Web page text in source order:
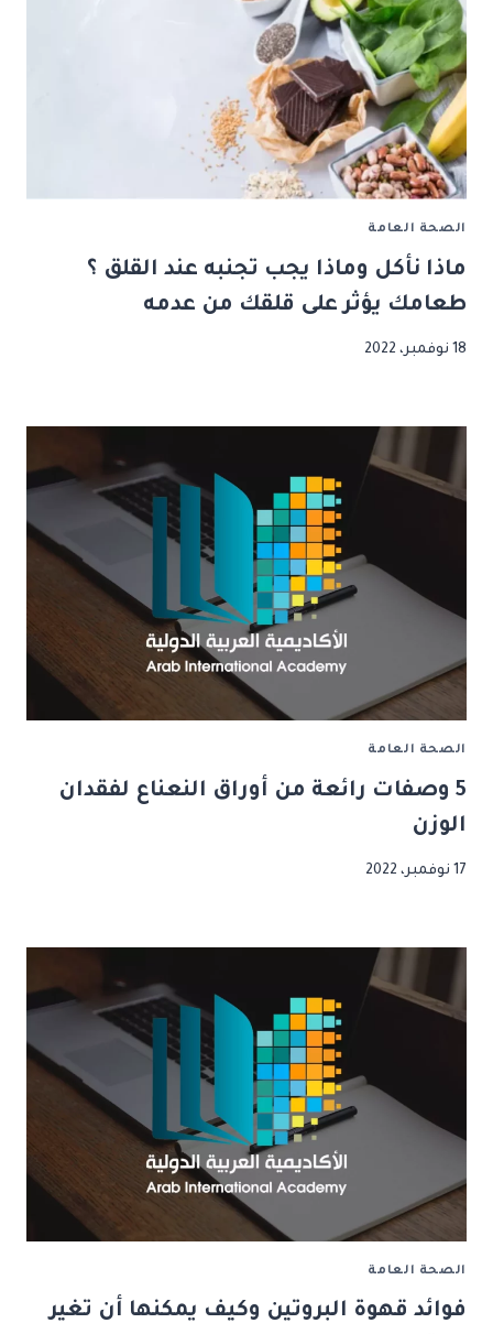
الصحة العامة
ماذا نأكل وماذا يجب تجنبه عند القلق ؟
طعامك يؤثر على قلقك من عدمه
18 نوفمبر، 2022
الصحة العامة
5 وصفات رائعة من أوراق النعناع لفقدان
الوزن
17 نوفمبر، 2022
الصحة العامة
فوائد قهوة البروتين وكيف يمكنها أن تغير